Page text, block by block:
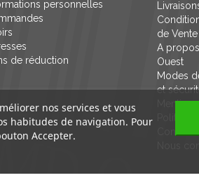
de Vente
A
Ouest
Modes
et
personnelles
de réduction
nos services et vous
habitudes de navigation. Pour
Accepter.